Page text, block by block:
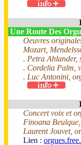
Une Route Des
Oeuvres
Mozart,
. Petra Ahlander,
. Cordelia Palm,
. Luc Antonini,
Concert voix et
Finoana
Laurent Jouvet,
Lien :